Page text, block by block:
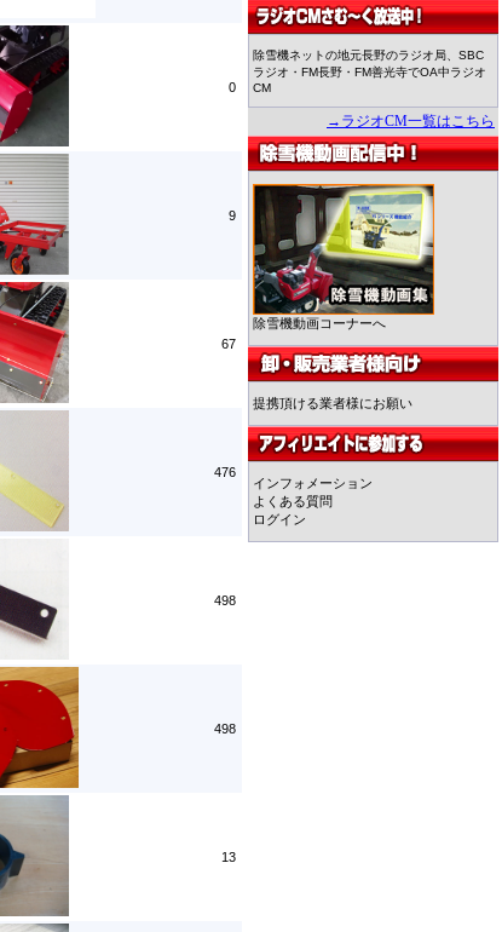
0
9
67
476
498
498
13
除雪機ネットの地元長野のラジオ局、SBC
ラジオ・FM長野・FM善光寺でOA中ラジオ
CM
→ラジオCM一覧はこちら
除雪機動画コーナーへ
提携頂ける業者様にお願い
インフォメーション
よくある質問
ログイン